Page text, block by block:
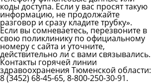
коды доступа. Если у вас просят такую
информацию, не продолжайте
разговор и сразу кладите трубку».
Если вы сомневаетесь, перезвоните в
свою поликлинику по официальному
номеру с сайта и уточните,
действительно ли с вами связывались.
Контакты горячей линии
здравоохранения Тюменской области:
8 (3452) 68-45-65, 8-800-250-30-91.